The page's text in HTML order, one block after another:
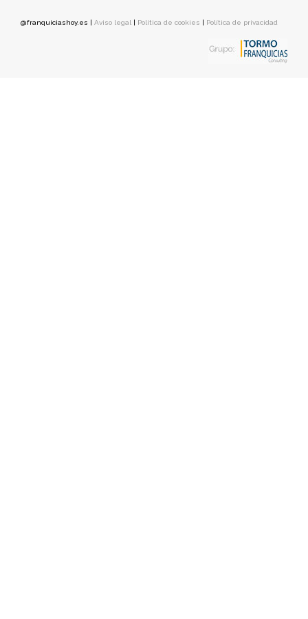
@franquiciashoy.es | Aviso legal | Política de cookies | Política de privacidad